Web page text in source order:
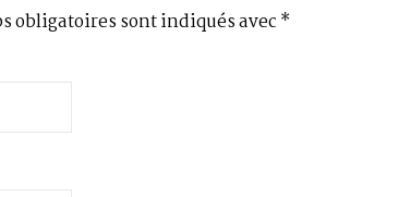
obligatoires sont indiqués avec *